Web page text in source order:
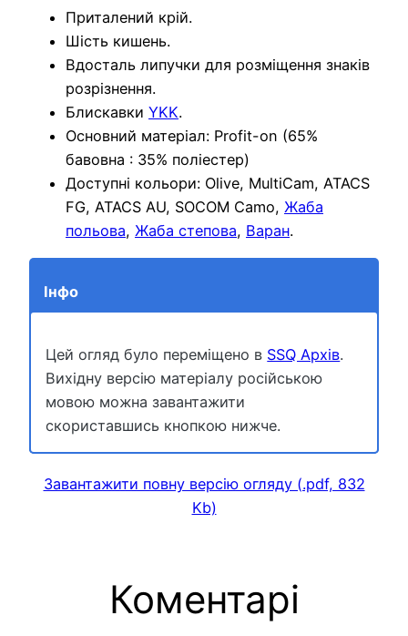
Приталений крій.
Шість кишень.
Вдосталь липучки для розміщення знаків
розрізнення.
Блискавки YKK.
Основний матеріал: Profit-on (65%
бавовна : 35% поліестер)
Доступні кольори: Olive, MultiCam, ATACS
FG, ATACS AU, SOCOM Camo, Жаба
польова, Жаба степова, Варан.
Інфо
Цей огляд було переміщено в SSQ Архів.
Вихідну версію матеріалу російською
мовою можна завантажити
скориставшись кнопкою нижче.
Завантажити повну версію огляду (.pdf, 832
Kb)
Коментарі